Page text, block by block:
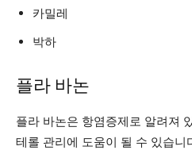
카밀레
박하
플라 바논
플라 바논은 항염증제로 알려져
테롤 관리에 도움이 될 수 있습니